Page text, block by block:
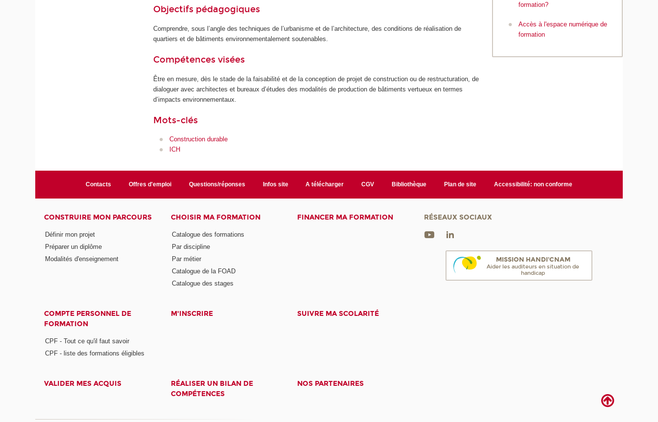
Objectifs pédagogiques
Comprendre, sous l’angle des techniques de l’urbanisme et de l’architecture, des conditions de réalisation de
quartiers et de bâtiments environnementalement soutenables.
Compétences visées
Être en mesure, dès le stade de la faisabilité et de la conception de projet de construction ou de restructuration, de
dialoguer avec architectes et bureaux d’études des modalités de production de bâtiments vertueux en termes
d’impacts environnementaux.
Mots-clés
Construction durable
ICH
formation?
Accès à l'espace numérique de
formation
Contacts Offres d'emploi Questions/réponses Infos site A télécharger CGV Bibliothèque Plan de site Accessibilité: non conforme
CONSTRUIRE MON PARCOURS
Définir mon projet
Préparer un diplôme
Modalités d'enseignement
CHOISIR MA FORMATION
Catalogue des formations
Par discipline
Par métier
Catalogue de la FOAD
Catalogue des stages
FINANCER MA FORMATION
COMPTE PERSONNEL DE
FORMATION
CPF - Tout ce qu'il faut savoir
CPF - liste des formations éligibles
M'INSCRIRE SUIVRE MA SCOLARITÉ
VALIDER MES ACQUIS
RÉALISER UN BILAN DE
COMPÉTENCES
NOS PARTENAIRES
RÉSEAUX SOCIAUX
MISSION HANDI'CNAM
Aider les auditeurs en situation de
handicap